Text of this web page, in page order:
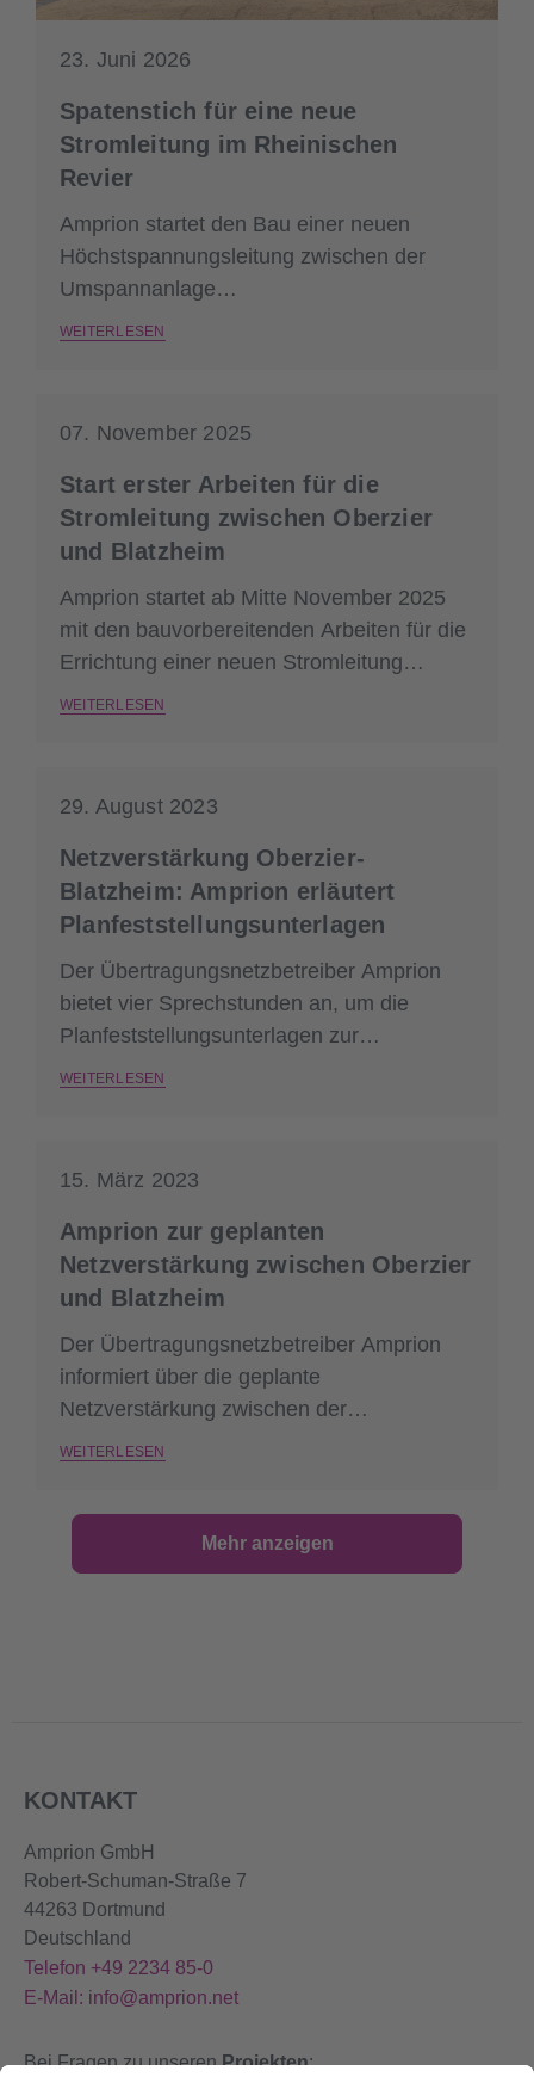
23. Juni 2026
Spatenstich für eine neue
Stromleitung im Rheinischen
Revier
Amprion startet den Bau einer neuen
Höchstspannungsleitung zwischen der
Umspannanlage
Oberzier und dem Punkt Blatzheim. Der
WEITERLESEN
07. November 2025
Start erster Arbeiten für die
Stromleitung zwischen Oberzier
und Blatzheim
Amprion startet ab Mitte November 2025
mit den bauvorbereitenden Arbeiten für die
Errichtung einer neuen Stromleitung
zwischen Oberzier und Blatzheim
WEITERLESEN
29. August 2023
Netzverstärkung Oberzier-
Blatzheim: Amprion erläutert
Planfeststellungsunterlagen
Der Übertragungsnetzbetreiber Amprion
bietet vier Sprechstunden an, um die
Planfeststellungsunterlagen zur
Netzverstärkung zwischen der
WEITERLESEN
15. März 2023
Amprion zur geplanten
Netzverstärkung zwischen Oberzier
und Blatzheim
Der Übertragungsnetzbetreiber Amprion
informiert über die geplante
Netzverstärkung zwischen der
Umspannanlage Oberzier und dem Punkt
WEITERLESEN
Mehr anzeigen
KONTAKT
Amprion GmbH
Robert-Schuman-Straße 7
44263 Dortmund
Deutschland
Telefon +49 2234 85-0
E-Mail: info@amprion.net
Bei Fragen zu unserenProjekten: